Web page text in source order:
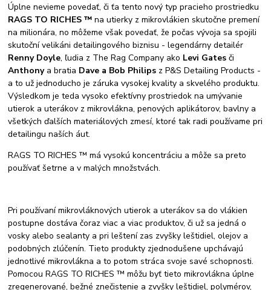
Úplne nevieme povedať, či ťa tento nový typ pracieho prostriedku
RAGS TO RICHES ™ na utierky z mikrovlákien skutočne premení
na milionára, no môžeme však povedať, že počas vývoja sa spojili
skutoční velikáni detailingového biznisu - legendárny detailér
Renny Doyle, ľudia z The Rag Company ako Levi Gates či
Anthonya bratia Dave a Bob Philips z P&S Detailing Products -
a to už jednoducho je záruka vysokej kvality a skvelého produktu.
Výsledkom je teda vysoko efektívny prostriedok na umývanie
utierok a uterákov z mikrovlákna, penových aplikátorov, bavlny a
všetkých ďalších materiálových zmesí, ktoré tak radi používame pri
detailingu naších áut.
RAGS TO RICHES ™ má vysokú koncentráciu a môže sa preto
používať šetrne a v malých množstvách.
Pri používaní mikrovláknových utierok a uterákov sa do vlákien
postupne dostáva čoraz viac a viac produktov, či už sa jedná o
vosky alebo sealanty a pri leštení zas zvyšky leštidiel, olejov a
podobných zlúčenín. Tieto produkty zjednodušene upchávajú
jednotlivé mikrovlákna a to potom stráca svoje savé schopnosti.
Pomocou RAGS TO RICHES ™ môžu byť tieto mikrovlákna úplne
zregenerované, bežné znečistenie a zvyšky leštidiel, polymérov,